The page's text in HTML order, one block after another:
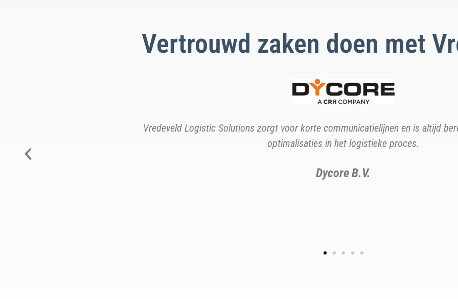
Vertrouwd zaken doen met
Mijn ervaring is, Calduran en VLS geen woorden maar daden, van fabriek naar
Calduran Kalkzandsteen